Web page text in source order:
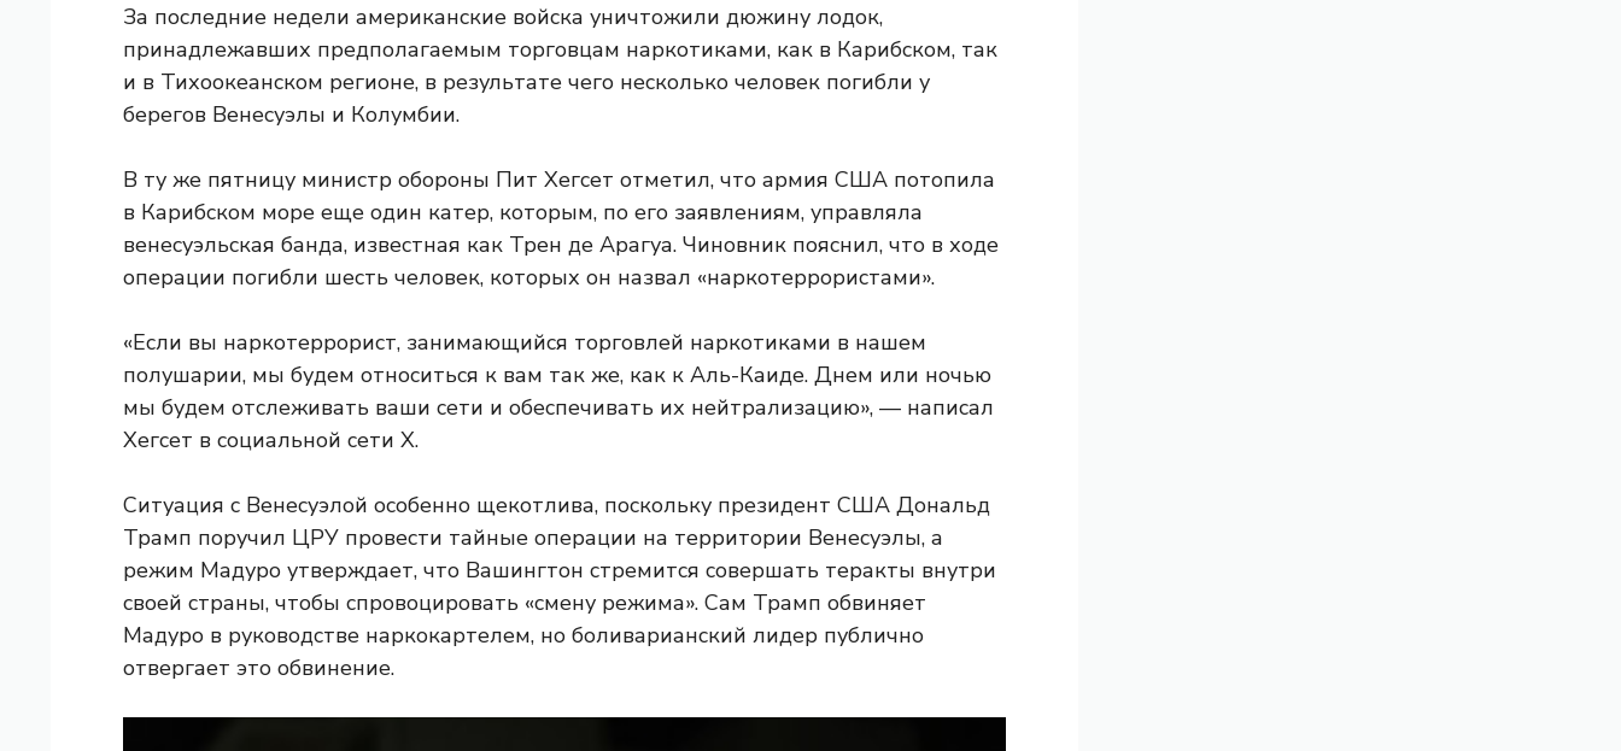
За последние недели американские войска уничтожили дюжину лодок,
принадлежавших предполагаемым торговцам наркотиками, как в Карибском, так
и в Тихоокеанском регионе, в результате чего несколько человек погибли у
берегов Венесуэлы и Колумбии.
В ту же пятницу министр обороны Пит Хегсет отметил, что армия США потопила
в Карибском море еще один катер, которым, по его заявлениям, управляла
венесуэльская банда, известная как Трен де Арагуа. Чиновник пояснил, что в ходе
операции погибли шесть человек, которых он назвал «наркотеррористами».
«Если вы наркотеррорист, занимающийся торговлей наркотиками в нашем
полушарии, мы будем относиться к вам так же, как к Аль-Каиде. Днем или ночью
мы будем отслеживать ваши сети и обеспечивать их нейтрализацию», — написал
Хегсет в социальной сети X.
Ситуация с Венесуэлой особенно щекотлива, поскольку президент США Дональд
Трамп поручил ЦРУ провести тайные операции на территории Венесуэлы, а
режим Мадуро утверждает, что Вашингтон стремится совершать теракты внутри
своей страны, чтобы спровоцировать «смену режима». Сам Трамп обвиняет
Мадуро в руководстве наркокартелем, но боливарианский лидер публично
отвергает это обвинение.